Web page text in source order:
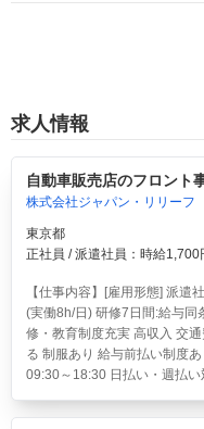
求人情報
自動車販売店のフロント
株式会社ジャパン・リリーフ
東京都
正社員 / 派遣社員：時給1,700
【仕事内容】[雇用形態] 派遣
(実働8h/日) 研修7日間:給与同
修・教育制度充実 高収入 交
る 制服あり 給与前払い制度
09:30～18:30 日払い・週払